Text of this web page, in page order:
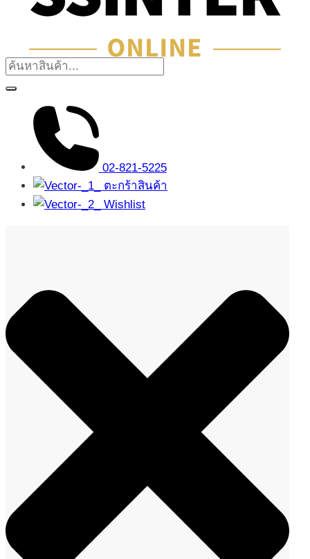
02-821-5225
ตะกร้าสินค้า
Wishlist